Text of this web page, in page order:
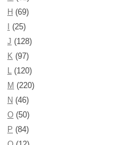
H (69)
(25)
J (128)
K (97)
L (120)
M (220)
N (46)
O (50)
P (84)